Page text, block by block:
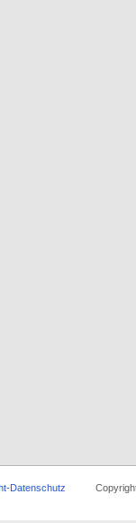
Datenschutz Copyright